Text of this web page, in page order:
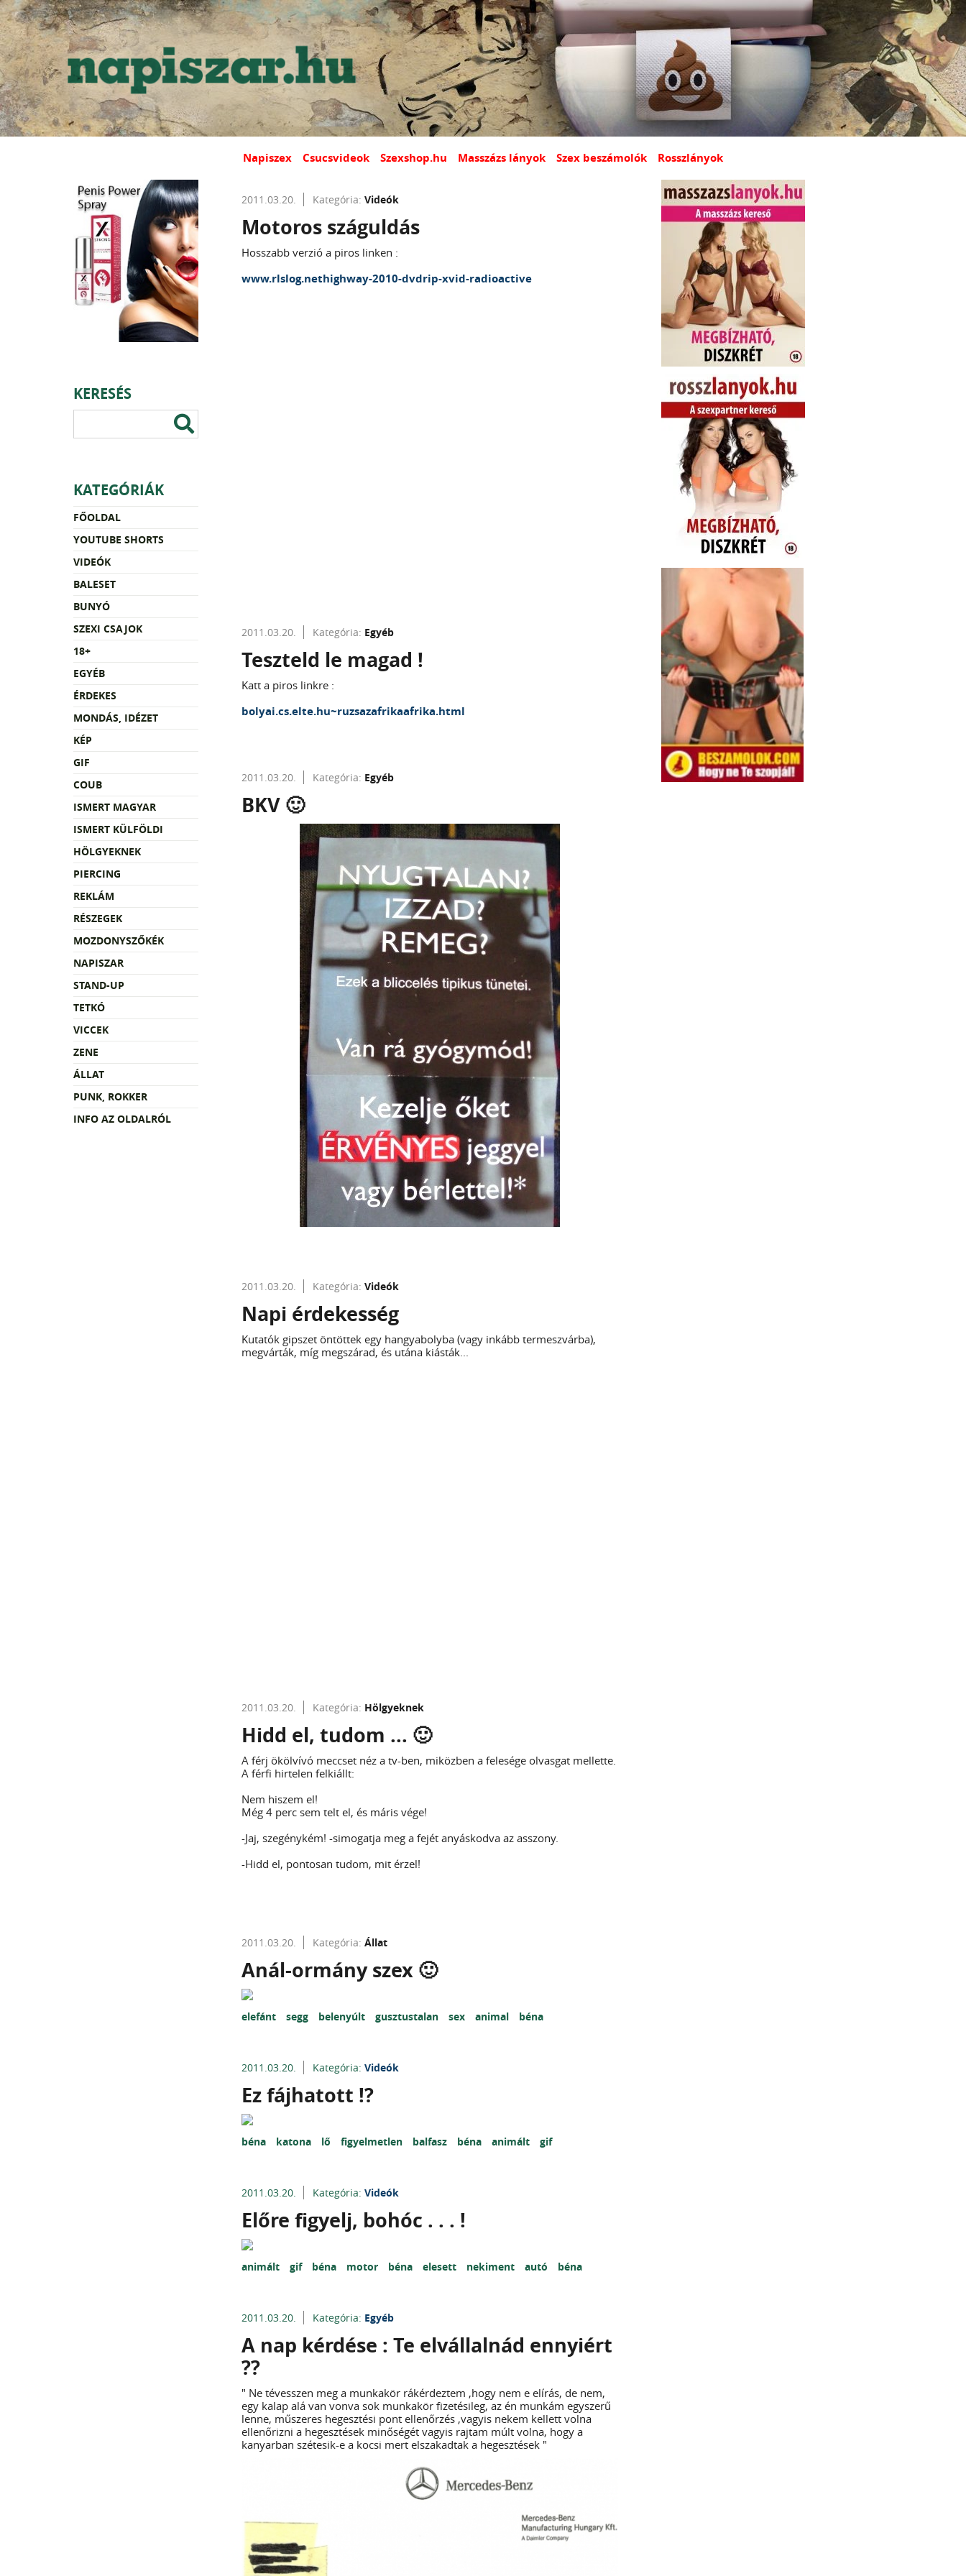
Napiszex Csucsvideok Szexshop.hu Masszázs lányok Szex beszámolók Rosszlányok
KERESÉS
KATEGÓRIÁK
FŐOLDAL
YOUTUBE SHORTS
VIDEÓK
BALESET
BUNYÓ
SZEXI CSAJOK
18+
EGYÉB
ÉRDEKES
MONDÁS, IDÉZET
KÉP
GIF
COUB
ISMERT MAGYAR
ISMERT KÜLFÖLDI
HÖLGYEKNEK
PIERCING
REKLÁM
RÉSZEGEK
MOZDONYSZŐKÉK
NAPISZAR
STAND-UP
TETKÓ
VICCEK
ZENE
ÁLLAT
PUNK, ROKKER
INFO AZ OLDALRÓL
2011.03.20. Kategória: Videók
Motoros száguldás
Hosszabb verzió a piros linken :
www.rlslog.nethighway-2010-dvdrip-xvid-radioactive
2011.03.20. Kategória: Egyéb
Teszteld le magad !
Katt a piros linkre :
bolyai.cs.elte.hu~ruzsazafrikaafrika.html
2011.03.20. Kategória: Egyéb
BKV 🙂
2011.03.20. Kategória: Videók
Napi érdekesség
Kutatók gipszet öntöttek egy hangyabolyba (vagy inkább termeszvárba),
megvárták, míg megszárad, és utána kiásták...
2011.03.20. Kategória: Hölgyeknek
Hidd el, tudom ... 🙂
A férj ökölvívó meccset néz a tv-ben, miközben a felesége olvasgat mellette.
A férfi hirtelen felkiállt:
Nem hiszem el!
Még 4 perc sem telt el, és máris vége!
-Jaj, szegénykém! -simogatja meg a fejét anyáskodva az asszony.
-Hidd el, pontosan tudom, mit érzel!
2011.03.20. Kategória: Állat
Anál-ormány szex 🙂
elefánt segg belenyúlt gusztustalan sex animal béna
2011.03.20. Kategória: Videók
Ez fájhatott !?
béna katona lő figyelmetlen balfasz béna animált gif
2011.03.20. Kategória: Videók
Előre figyelj, bohóc . . . !
animált gif béna motor béna elesett nekiment autó béna
2011.03.20. Kategória: Egyéb
A nap kérdése : Te elvállalnád ennyiért
??
" Ne tévesszen meg a munkakör rákérdeztem ,hogy nem e elírás, de nem,
egy kalap alá van vonva sok munkakör fizetésileg, az én munkám egyszerű
lenne, műszeres hegesztési pont ellenőrzés ,vagyis nekem kellett volna
ellenőrizni a hegesztések minőségét vagyis rajtam múlt volna, hogy a
kanyarban szétesik-e a kocsi mert elszakadtak a hegesztések "